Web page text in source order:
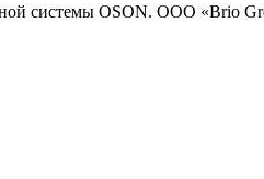
системы OSON. ООО «Brio